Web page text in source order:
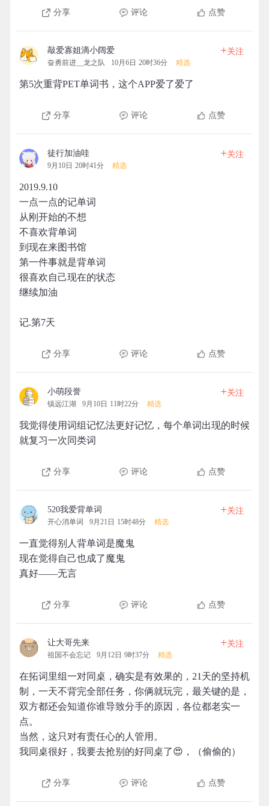
分享 评论 点赞
敲爱寡姐滴小阔爱
奋勇前进__龙之队 10月6日 20时36分 精选
+关注
第5次重背PET单词书，这个APP爱了爱了
分享 评论 点赞
徒行加油哇
9月10日 20时41分 精选
+关注
2019.9.10
一点一点的记单词
从刚开始的不想
不喜欢背单词
到现在来图书馆
第一件事就是背单词
很喜欢自己现在的状态
继续加油
记.第7天
分享 评论 点赞
小萌段誉
镇远江湖 9月10日 11时22分 精选
+关注
我觉得使用词组记忆法更好记忆，每个单词出现的时候
就复习一次同类词
分享 评论 点赞
520我爱背单词
开心消单词 9月21日 15时48分 精选
+关注
一直觉得别人背单词是魔鬼
现在觉得自己也成了魔鬼
真好——无言
分享 评论 点赞
让大哥先来
祖国不会忘记 9月12日 9时37分 精选
+关注
在拓词里组一对同桌，确实是有效果的，21天的坚持机
制，一天不背完全部任务，你俩就玩完，最关键的是，
双方都还会知道你谁导致分手的原因，各位都老实一
点。
当然，这只对有责任心的人管用。
我同桌很好，我要去抢别的好同桌了😍，（偷偷的）
分享 评论 点赞